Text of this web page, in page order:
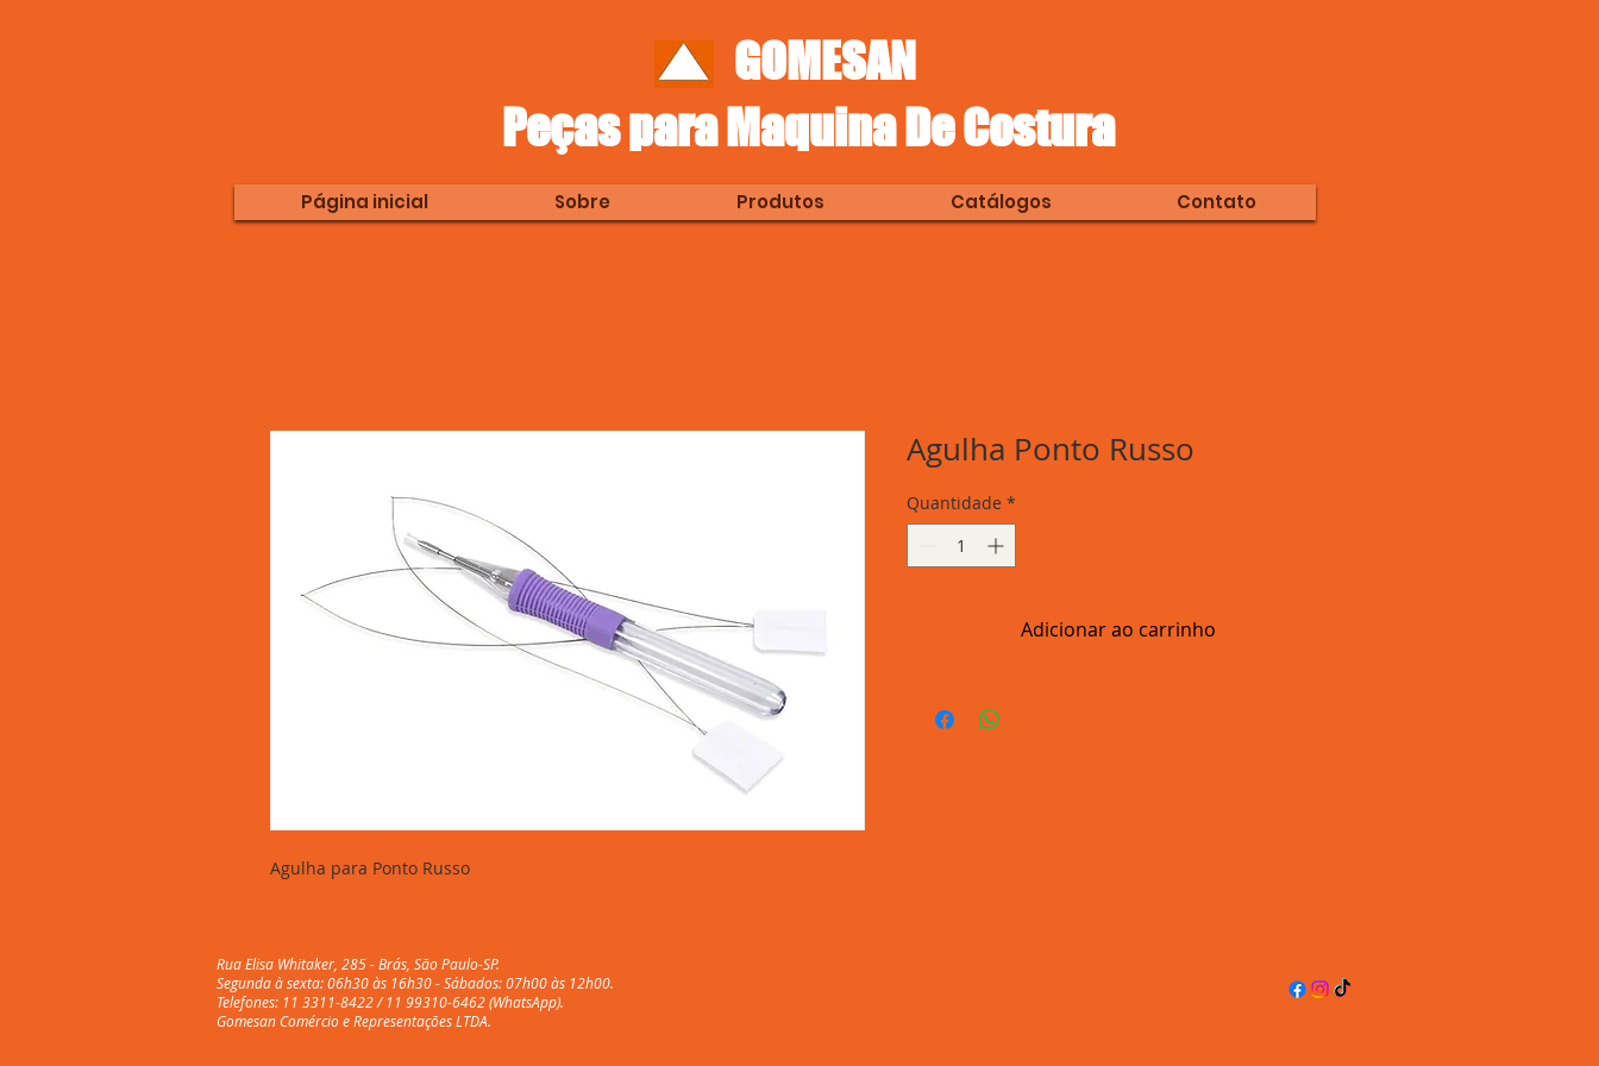
GOMESAN
Peças para Maquina De Costura
Página inicial Sobre Produtos Catálogos Contato
Agulha para Ponto Russo
Agulha Ponto Russo
Quantidade *
Adicionar ao carrinho
Rua Elisa Whitaker, 285 - Brás, São Paulo-SP.
Segunda à sexta: 06h30 às 16h30 - Sábados: 07h00 às 12h00.
Telefones: 11 3311-8422 / 11 99310-6462 (WhatsApp).
Gomesan Comércio e Representações LTDA.